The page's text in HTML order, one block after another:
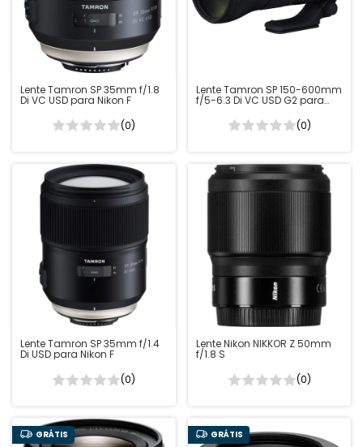
Lente Tamron SP 35mm f/1.8
Di VC USD para Nikon F
(0)
Lente Tamron SP 150-600mm
f/5-6.3 Di VC USD G2 para
(0)
Lente Tamron SP 35mm f/1.4
Di USD para Nikon F
(0)
Lente Nikon NIKKOR Z 50mm
f/1.8 S
(0)
GRÁTIS GRÁTIS